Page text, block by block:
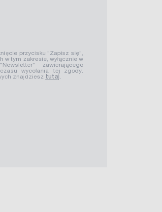
przycisku "Zapisz się",
w tym zakresie, wyłącznie w
zawierającego
wycofania tej zgody.
znajdziesz tutaj.